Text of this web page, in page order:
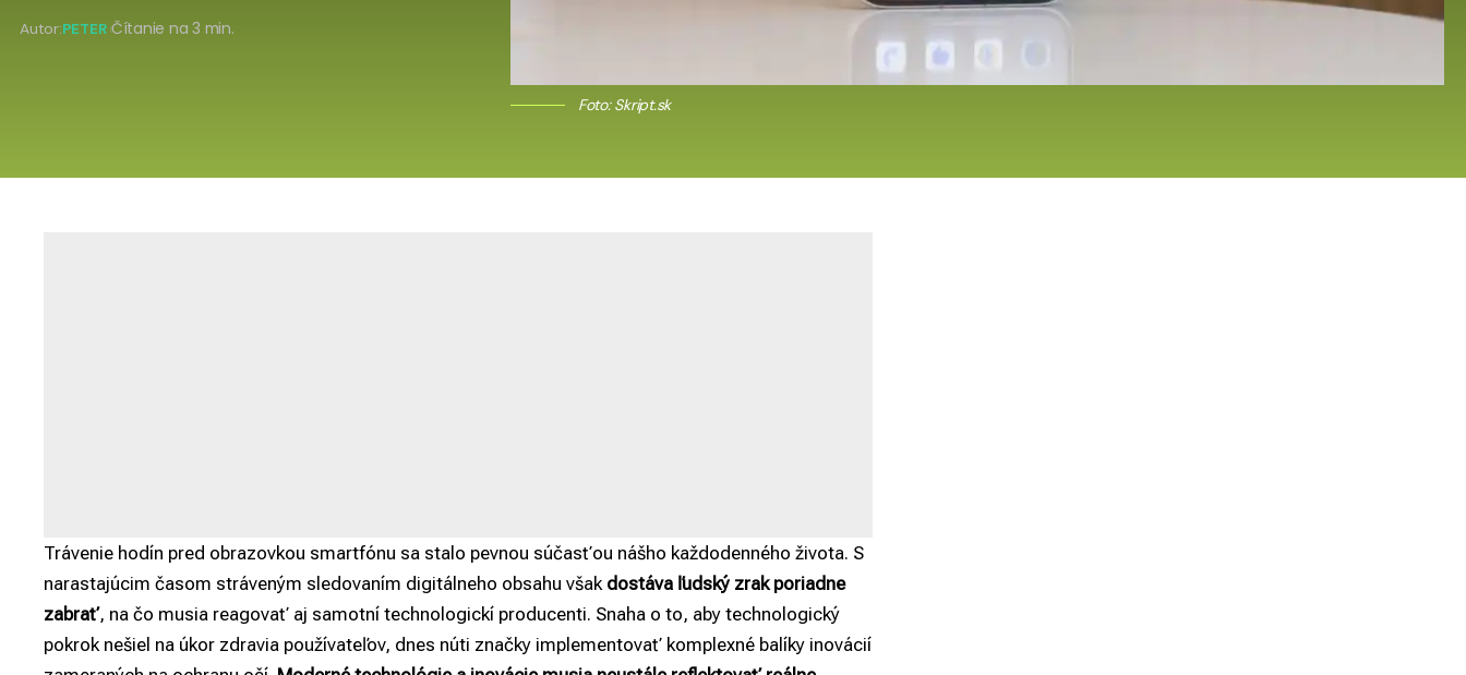
Autor:PETER Čítanie na 3 min.
Foto: Skript.sk
Trávenie hodín pred obrazovkou smartfónu sa stalo pevnou súčasťou nášho každodenného života. S
narastajúcim časom stráveným sledovaním digitálneho obsahu však dostáva ľudský zrak poriadne
zabrať, na čo musia reagovať aj samotní technologickí producenti. Snaha o to, aby technologický
pokrok nešiel na úkor zdravia používateľov, dnes núti značky implementovať komplexné balíky inovácií